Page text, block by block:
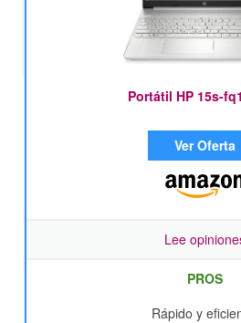
Portátil HP 15s-
Ver Oferta
Lee
PROS
Rápido y